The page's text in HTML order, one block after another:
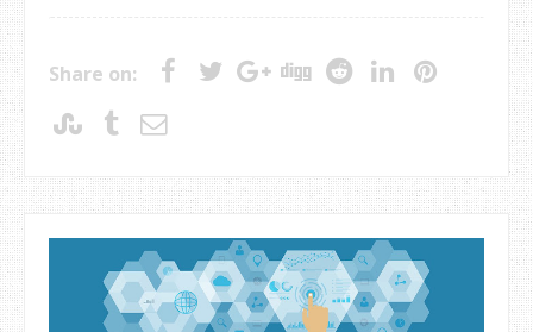
Share on: